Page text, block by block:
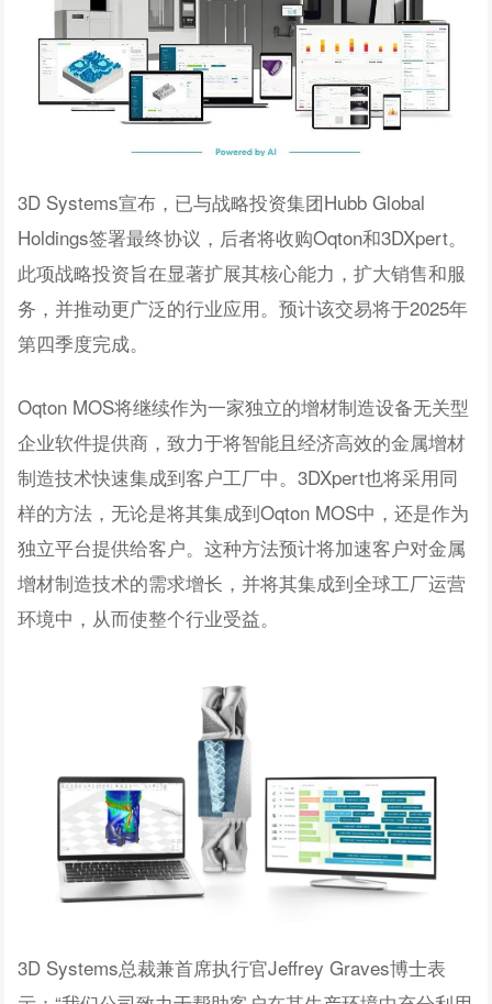
3D Systems宣布，已与战略投资集团Hubb Global
Holdings签署最终协议，后者将收购Oqton和3DXpert。
此项战略投资旨在显著扩展其核心能力，扩大销售和服
务，并推动更广泛的行业应用。预计该交易将于2025年
第四季度完成。
Oqton MOS将继续作为一家独立的增材制造设备无关型
企业软件提供商，致力于将智能且经济高效的金属增材
制造技术快速集成到客户工厂中。3DXpert也将采用同
样的方法，无论是将其集成到Oqton MOS中，还是作为
独立平台提供给客户。这种方法预计将加速客户对金属
增材制造技术的需求增长，并将其集成到全球工厂运营
环境中，从而使整个行业受益。
3D Systems总裁兼首席执行官Jeffrey Graves博士表